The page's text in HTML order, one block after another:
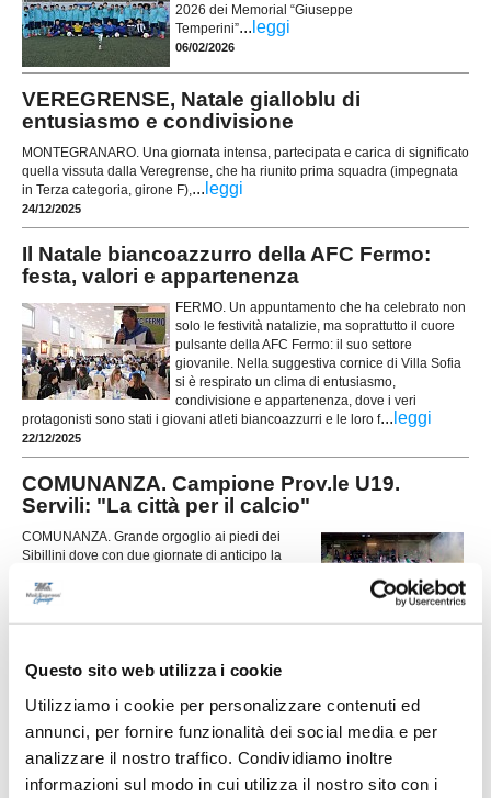
Questo sito web utilizza i cookie
Utilizziamo i cookie per personalizzare contenuti ed
annunci, per fornire funzionalità dei social media e per
analizzare il nostro traffico. Condividiamo inoltre
informazioni sul modo in cui utilizza il nostro sito con i
2026 dei Memorial “Giuseppe
Temperini”... leggi
06/02/2026
VEREGRENSE, Natale gialloblu di
entusiasmo e condivisione
MONTEGRANARO. Una giornata intensa, partecipata e carica di significato
quella vissuta dalla Veregrense, che ha riunito prima squadra (impegnata
in Terza categoria, girone F),... leggi
24/12/2025
Il Natale biancoazzurro della AFC Fermo:
festa, valori e appartenenza
FERMO. Un appuntamento che ha celebrato non
solo le festività natalizie, ma soprattutto il cuore
pulsante della AFC Fermo: il suo settore
giovanile. Nella suggestiva cornice di Villa Sofia
si è respirato un clima di entusiasmo,
condivisione e appartenenza, dove i veri
protagonisti sono stati i giovani atleti biancoazzurri e le loro f... leggi
22/12/2025
COMUNANZA. Campione Prov.le U19.
Servili: "La città per il calcio"
COMUNANZA. Grande orgoglio ai piedi dei
Sibillini dove con due giornate di anticipo la
Campione Provinciale. Un percorso fantastico per
17/03/2025
VEREGRENSE. Settore giovanile e scuola
calcio carichi di entusiasmo
La stagione è ormai avviata e l’Asd Veregrense
Calcio si conferma come oramai da 11 anni con